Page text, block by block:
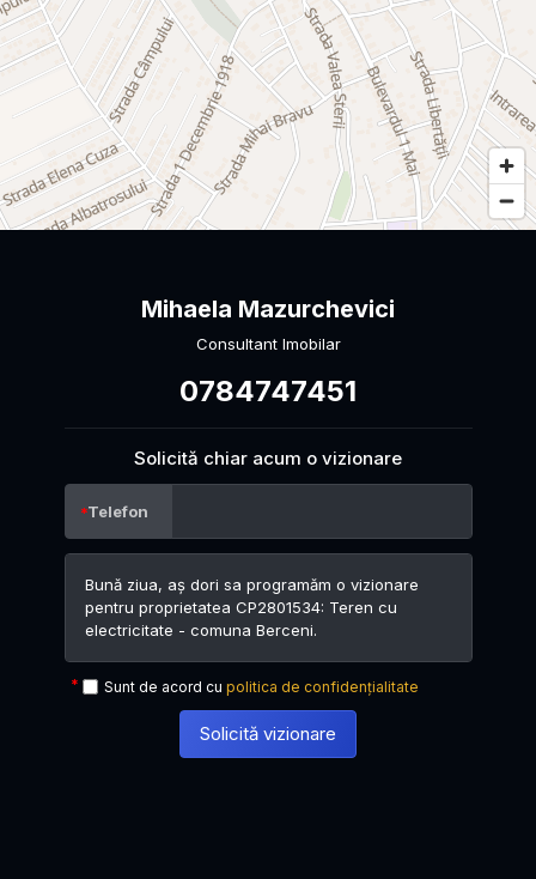
Mihaela Mazurchevici
Consultant Imobilar
0784747451
Solicită chiar acum o vizionare
Telefon
Sunt de acord cu politica de confidențialitate
Solicită vizionare